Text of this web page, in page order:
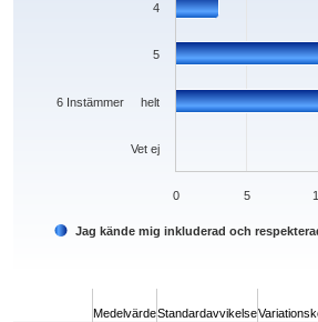
Jag kände mig inkluderad och
Vet ej
6 Instämmer helt
5
4
0 5
MedelvärdeStandardavvikelse